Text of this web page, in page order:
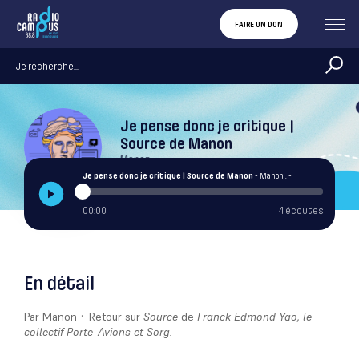
FAIRE UN DON
Je pense donc je critique |
Source de Manon
Manon .
Je pense donc je critique | Source de Manon - Manon . -
00:00 4 écoutes
En détail
Par Manon · Retour sur Source de Franck Edmond Yao, le
collectif Porte-Avions et Sorg.